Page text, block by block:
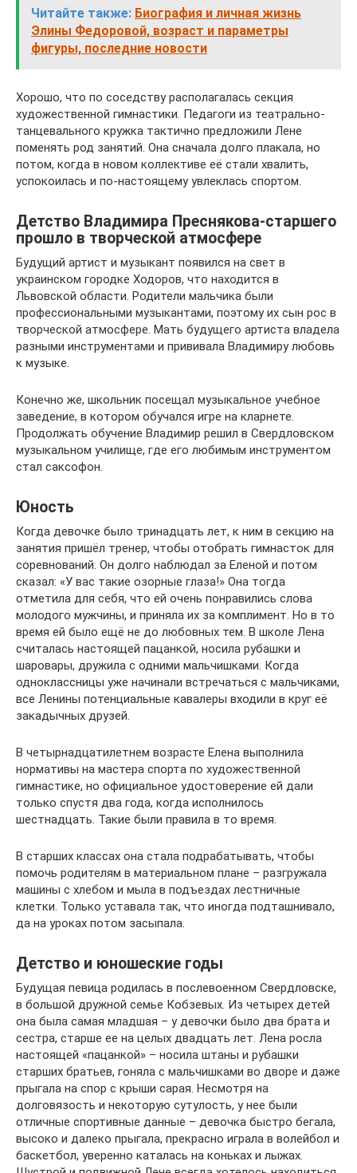
Читайте также: Биография и личная жизнь
Элины Федоровой, возраст и параметры
фигуры, последние новости
Хорошо, что по соседству располагалась секция
художественной гимнастики. Педагоги из театрально-
танцевального кружка тактично предложили Лене
поменять род занятий. Она сначала долго плакала, но
потом, когда в новом коллективе её стали хвалить,
успокоилась и по-настоящему увлеклась спортом.
Детство Владимира Преснякова-старшего
прошло в творческой атмосфере
Будущий артист и музыкант появился на свет в
украинском городке Ходоров, что находится в
Львовской области. Родители мальчика были
профессиональными музыкантами, поэтому их сын рос в
творческой атмосфере. Мать будущего артиста владела
разными инструментами и прививала Владимиру любовь
к музыке.
Конечно же, школьник посещал музыкальное учебное
заведение, в котором обучался игре на кларнете.
Продолжать обучение Владимир решил в Свердловском
музыкальном училище, где его любимым инструментом
стал саксофон.
Юность
Когда девочке было тринадцать лет, к ним в секцию на
занятия пришёл тренер, чтобы отобрать гимнасток для
соревнований. Он долго наблюдал за Еленой и потом
сказал: «У вас такие озорные глаза!» Она тогда
отметила для себя, что ей очень понравились слова
молодого мужчины, и приняла их за комплимент. Но в то
время ей было ещё не до любовных тем. В школе Лена
считалась настоящей пацанкой, носила рубашки и
шаровары, дружила с одними мальчишками. Когда
одноклассницы уже начинали встречаться с мальчиками,
все Ленины потенциальные кавалеры входили в круг её
закадычных друзей.
В четырнадцатилетнем возрасте Елена выполнила
нормативы на мастера спорта по художественной
гимнастике, но официальное удостоверение ей дали
только спустя два года, когда исполнилось
шестнадцать. Такие были правила в то время.
В старших классах она стала подрабатывать, чтобы
помочь родителям в материальном плане – разгружала
машины с хлебом и мыла в подъездах лестничные
клетки. Только уставала так, что иногда подташнивало,
да на уроках потом засыпала.
Детство и юношеские годы
Будущая певица родилась в послевоенном Свердловске,
в большой дружной семье Кобзевых. Из четырех детей
она была самая младшая – у девочки было два брата и
сестра, старше ее на целых двадцать лет. Лена росла
настоящей «пацанкой» – носила штаны и рубашки
старших братьев, гоняла с мальчишками во дворе и даже
прыгала на спор с крыши сарая. Несмотря на
долговязость и некоторую сутулость, у нее были
отличные спортивные данные – девочка быстро бегала,
высоко и далеко прыгала, прекрасно играла в волейбол и
баскетбол, уверенно каталась на коньках и лыжах.